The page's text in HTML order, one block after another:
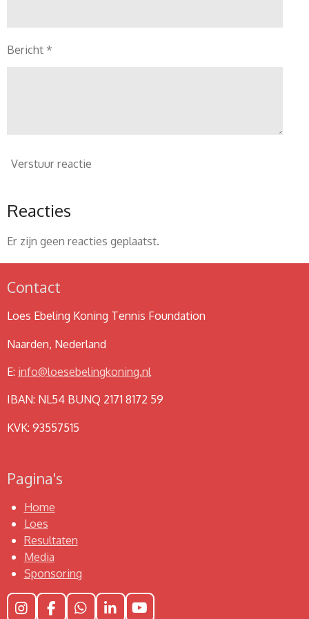
Bericht *
Verstuur reactie
Reacties
Er zijn geen reacties geplaatst.
Contact
Loes Ebeling Koning Tennis Foundation
Naarden, Nederland
E: info@loesebelingkoning.nl
IBAN: NL54 BUNQ 2171 8172 59
KVK: 93557515
Pagina's
Home
Loes
Resultaten
Media
Sponsoring
I
F
W
L
Y